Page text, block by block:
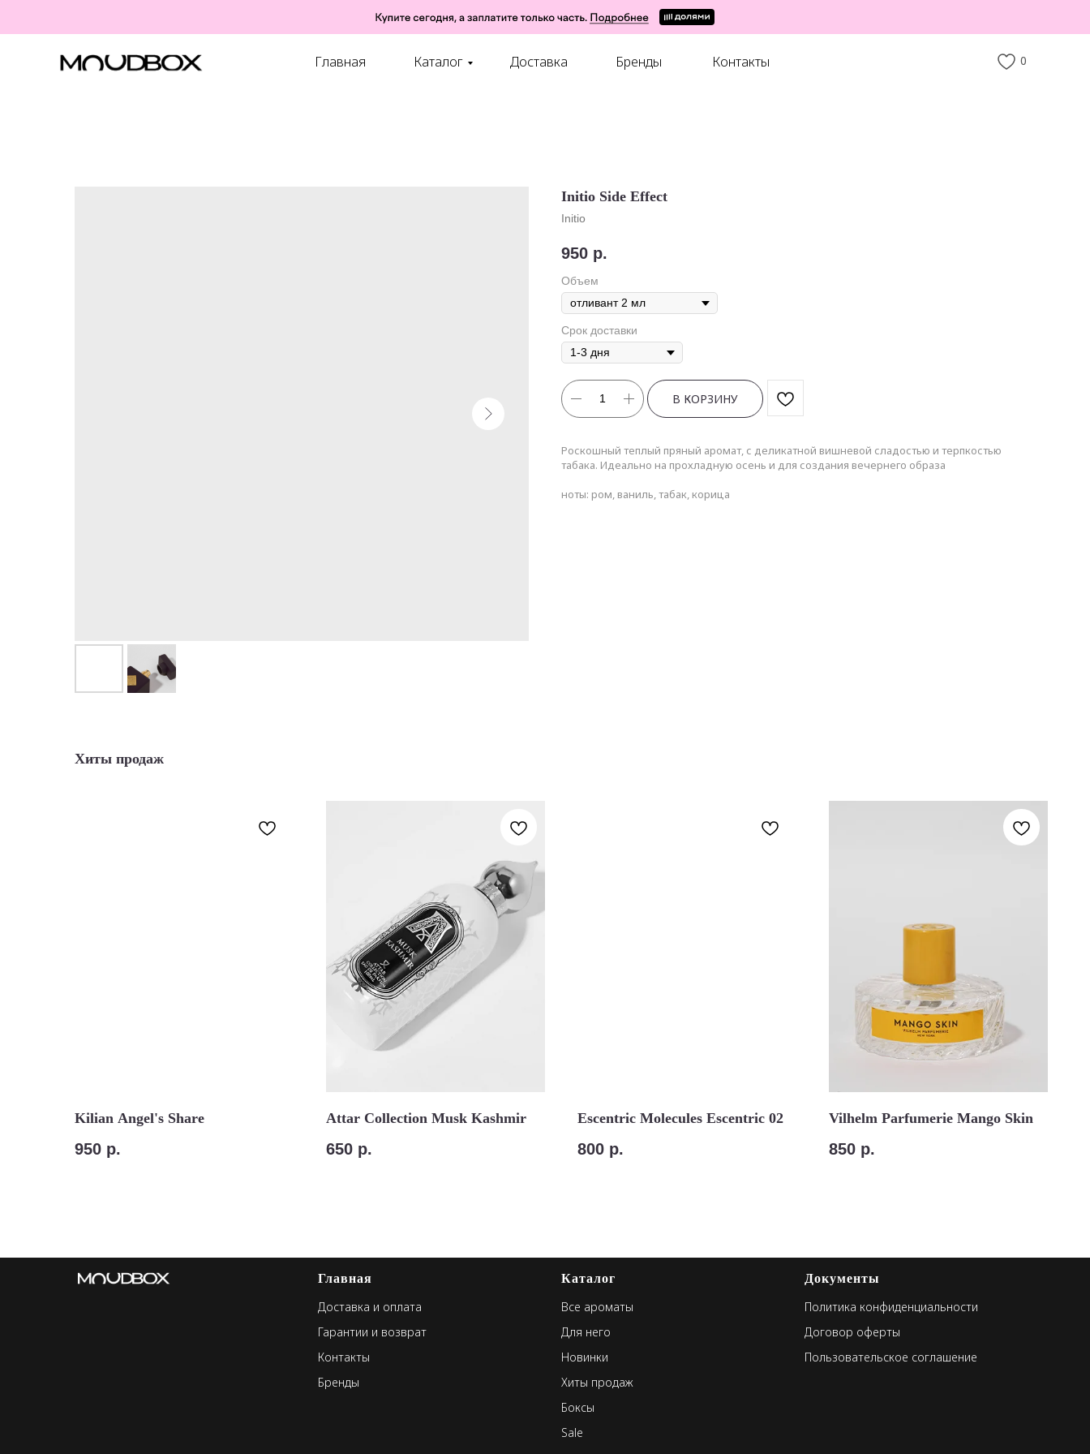
Бренды Контакты
Доставка
Каталог
Главная 0
Initio Side Effect
Initio
950 р.
Объем
Срок доставки
В КОРЗИНУ
Роскошный теплый пряный аромат, с деликатной вишневой сладостью и терпкостью
табака. Идеально на прохладную осень и для создания вечернего образа
ноты: ром, ваниль, табак, корица
Хиты продаж
Kilian Angel's Share
950 р.
Attar Collection Musk Kashmir
650 р.
Escentric Molecules Escentric 02
800 р.
Vilhelm Parfumerie Mango Skin
850 р.
Главная
Доставка и оплата
Гарантии и возврат
Контакты
Бренды
Каталог
Все ароматы
Для него
Новинки
Хиты продаж
Боксы
Sale
Документы
Политика конфиденциальности
Договор оферты
Пользовательское соглашение